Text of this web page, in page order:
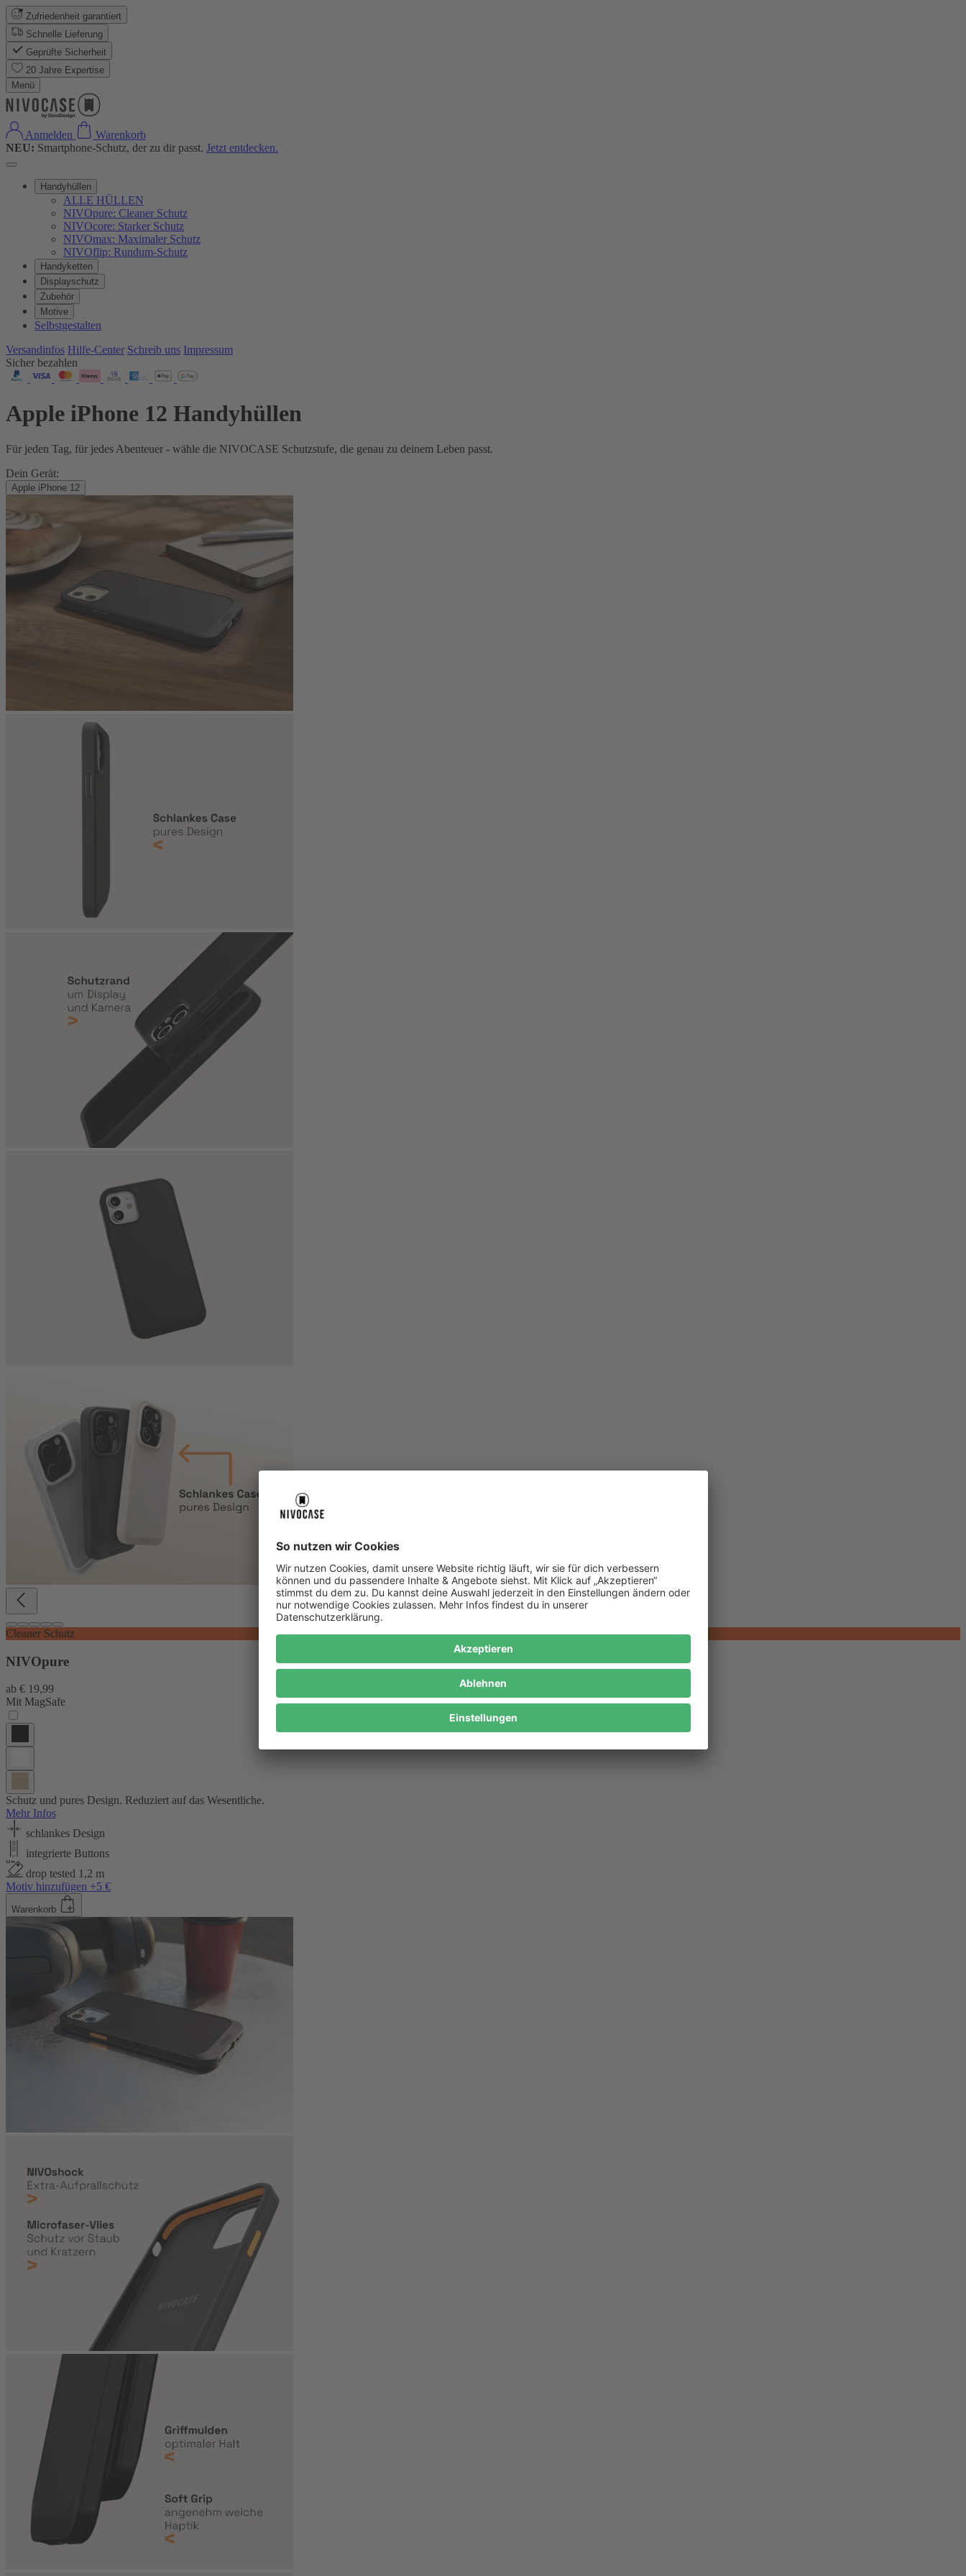
Zufriedenheit garantiert
Schnelle Lieferung
Geprüfte Sicherheit
20 Jahre Expertise
Menü
Anmelden
Warenkorb
NEU: Smartphone-Schutz, der zu dir passt. Jetzt entdecken.
Handyhüllen
ALLE HÜLLEN
NIVOpure: Cleaner Schutz
NIVOcore: Starker Schutz
NIVOmax: Maximaler Schutz
NIVOflip: Rundum-Schutz
Handyketten
Displayschutz
Zubehör
Motive
Selbstgestalten
Versandinfos Hilfe-Center Schreib uns Impressum
Sicher bezahlen
Apple iPhone 12 Handyhüllen
Für jeden Tag, für jedes Abenteuer - wähle die NIVOCASE Schutzstufe, die genau zu deinem Leben passt.
Dein Gerät:
Apple iPhone 12
Cleaner Schutz
NIVOpure
ab € 19,99
Mit MagSafe
Schutz und pures Design. Reduziert auf das Wesentliche.
Mehr Infos
schlankes Design
integrierte Buttons
drop tested 1,2 m
Motiv hinzufügen +5 €
Warenkorb